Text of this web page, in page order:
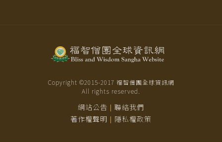
Copyright ©2015-2017 福智僧團全球資訊網
All rights reserved.
網站公告 | 聯絡我們
著作權聲明 | 隱私權政策